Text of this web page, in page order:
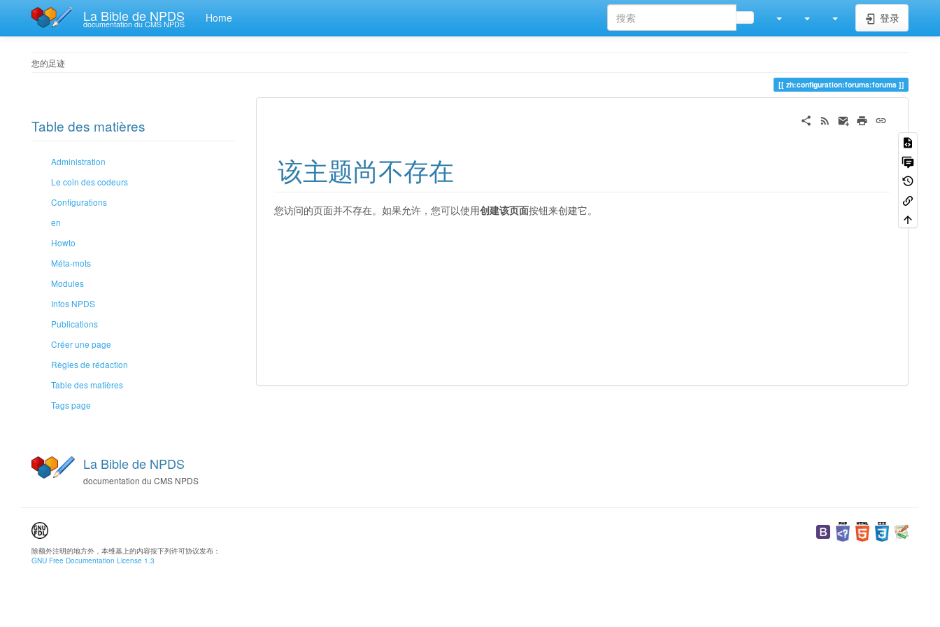
La Bible de NPDS
documentation du CMS NPDS Home 登录
您的足迹
zh:configuration:forums:forums
Table des matières
Administration
Le coin des codeurs
Configurations
en
Howto
Méta-mots
Modules
Infos NPDS
Publications
Créer une page
Règles de rédaction
Table des matières
Tags page
该主题尚不存在
您访问的页面并不存在。如果允许，您可以使用创建该页面按钮来创建它。
La Bible de NPDS
documentation du CMS NPDS
除额外注明的地方外，本维基上的内容按下列许可协议发布：
GNU Free Documentation License 1.3